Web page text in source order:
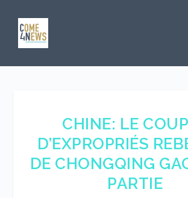
CHINE: LE
D’EXPROPRIÉS
DE CHONGQING
PARTIE